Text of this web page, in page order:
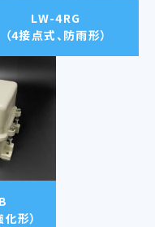
LW-4RG
（4接点式、防雨形）
形）